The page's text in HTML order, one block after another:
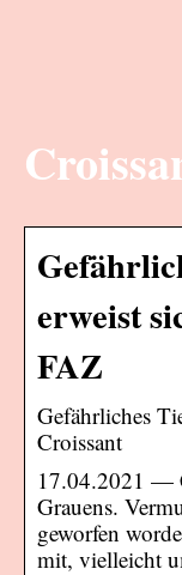
erweist
FAZ
Gefährliches
Croissant
17.04.2021 —
Grauens.
geworfen
mit, vielleicht